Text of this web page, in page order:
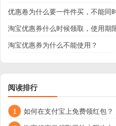
优惠卷为什么要一件件买，不能同
淘宝优惠券什么时候领取，使用期
淘宝优惠券为什么不能使用？
阅读排行
1 如何在支付宝上免费领红包？